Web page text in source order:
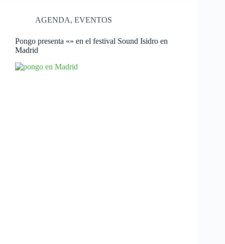
AGENDA, EVENTOS
Pongo presenta «» en el festival Sound Isidro en
Madrid